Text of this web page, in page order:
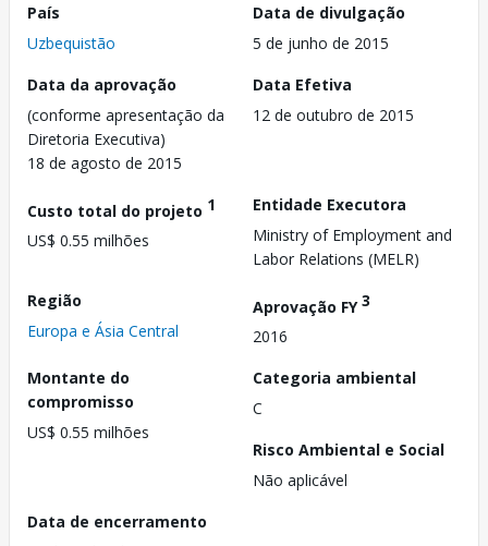
País
Uzbequistão
Data de divulgação
5 de junho de 2015
Data da aprovação
(conforme apresentação da
Diretoria Executiva)
18 de agosto de 2015
Data Efetiva
12 de outubro de 2015
Custo total do projeto 1
US$ 0.55 milhões
Entidade Executora
Ministry of Employment and
Labor Relations (MELR)
Região
Europa e Ásia Central
Aprovação FY3
2016
Montante do
compromisso
US$ 0.55 milhões
Categoria ambiental
C
Risco Ambiental e Social
Não aplicável
Data de encerramento